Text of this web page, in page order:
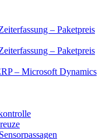
– Paketpreis
– Paketpreis
– Microsoft Dynamics